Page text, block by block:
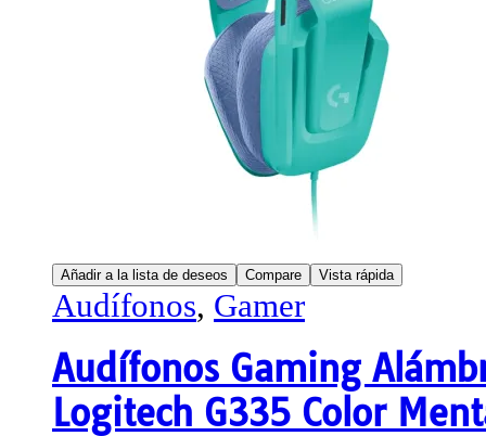
Añadir a la lista de deseos Compare Vista rápida
Audífonos, Gamer
Audífonos Gaming
Logitech G335 Color